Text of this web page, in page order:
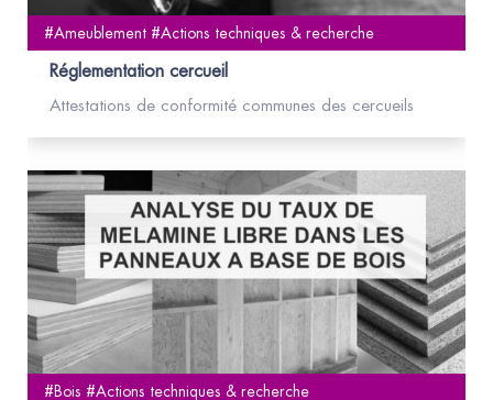
#Ameublement #Actions techniques & recherche
Réglementation cercueil
Attestations de conformité communes des cercueils
#Bois #Actions techniques & recherche